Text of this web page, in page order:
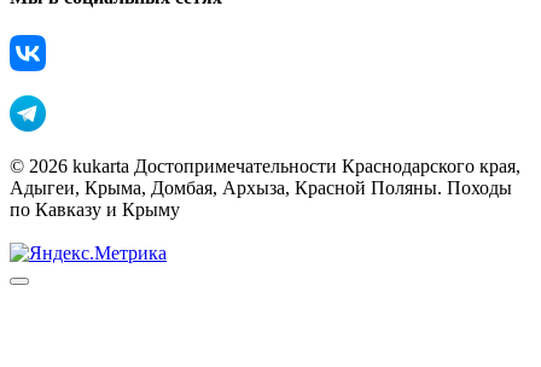
© 2026 kukarta Достопримечательности Краснодарского края,
Адыгеи, Крыма, Домбая, Архыза, Красной Поляны. Походы
по Кавказу и Крыму